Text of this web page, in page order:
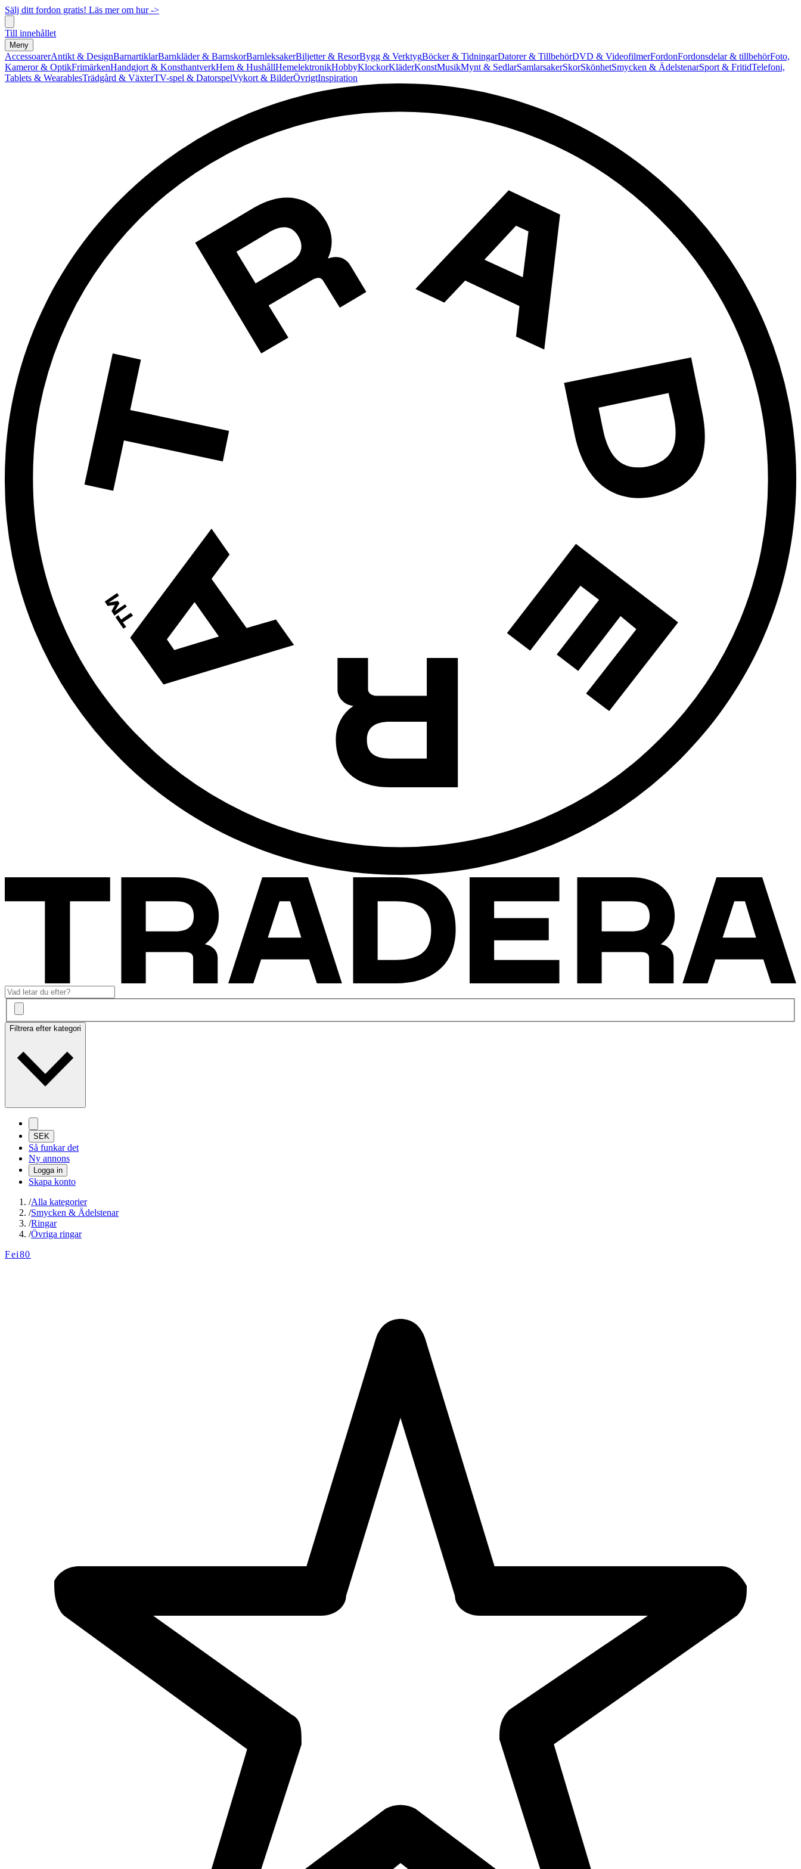
Sälj ditt fordon gratis! Läs mer om hur ->
Till innehållet
Meny
AccessoarerAntikt & DesignBarnartiklarBarnkläder & BarnskorBarnleksakerBiljetter & ResorBygg & VerktygBöcker & TidningarDatorer & TillbehörDVD & VideofilmerFordonFordonsdelar & tillbehörFoto,
Kameror & OptikFrimärkenHandgjort & KonsthantverkHem & HushållHemelektronikHobbyKlockorKläderKonstMusikMynt & SedlarSamlarsakerSkorSkönhetSmycken & ÄdelstenarSport & FritidTelefoni,
Tablets & WearablesTrädgård & VäxterTV-spel & DatorspelVykort & BilderÖvrigtInspiration
Filtrera efter kategori
SEK
Så funkar det
Ny annons
Logga in
Skapa konto
/Alla kategorier
/Smycken & Ädelstenar
/Ringar
/Övriga ringar
Fei80